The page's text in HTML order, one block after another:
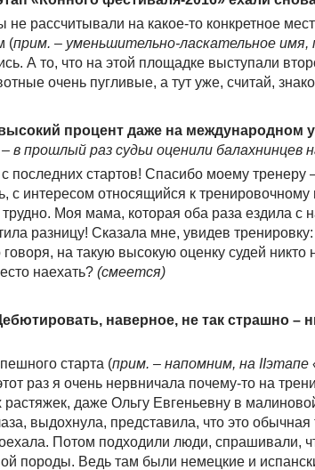
не рассчитывали на какое-то конкретное
(прим. – уменьшительно-ласкательное имя,
А то, что на этой площадке выступали
очень пугливые, а тут уже, считай,
процент даже на международном
в прошлый раз судьи оценили балахнинцев
последних стартов! Спасибо моему тренеру
с интересом относящийся к тренировочному
Моя мама, которая оба раза ездила
разницу! Сказала мне, увидев
говоря, на такую высокую оценку судей
наехать? (смеется)
наверное, не так страшно –
старта (прим. – напомним, на IIэтапе
раз я очень нервничала почему-то на
даже Ольгу Евгеньевну в
выдохнула, представила, что это
Потом подходили люди, спрашивали,
породы. Ведь там были немецкие и